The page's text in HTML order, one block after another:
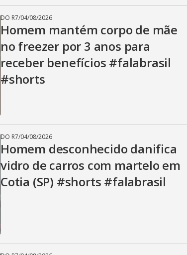
DO R7/04/08/2026
Homem mantém corpo de mãe
no freezer por 3 anos para
receber benefícios #falabrasil
#shorts
DO R7/04/08/2026
Homem desconhecido danifica
vidro de carros com martelo em
Cotia (SP) #shorts #falabrasil